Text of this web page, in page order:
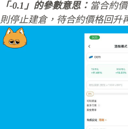
「-0.1」的參數意思： 當合約
則停止建倉，待合約價格回升